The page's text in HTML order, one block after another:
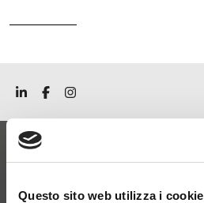
Questo sito web utilizza i cookie